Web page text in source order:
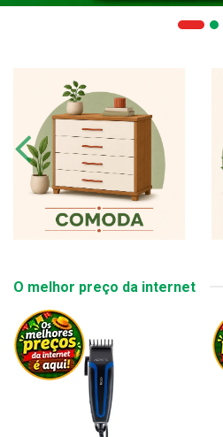
O melhor preço da internet